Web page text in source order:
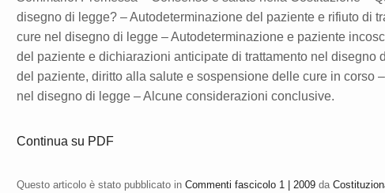
disegno di legge? – Autodeterminazione del paziente e rifiuto di
cure nel disegno di legge – Autodeterminazione e paziente
del paziente e dichiarazioni anticipate di trattamento nel disegno
del paziente, diritto alla salute e sospensione delle cure in corso
nel disegno di legge – Alcune considerazioni conclusive.
Continua su PDF
Questo articolo è stato pubblicato in Commenti fascicolo 1 | 2009 da